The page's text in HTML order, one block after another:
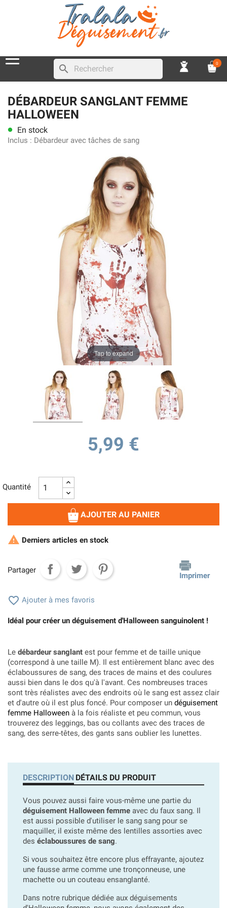
search 0
DÉBARDEUR SANGLANT FEMME
HALLOWEEN
lens En stock
Inclus : Débardeur avec tâches de sang
Tap to expand
5,99 €
Quantité
AJOUTER AU PANIER
 Derniers articles en stock
Partager
Imprimer
 Ajouter à mes favoris
Idéal pour créer un déguisement d'Halloween sanguinolent !
Le débardeur sanglant est pour femme et de taille unique
(correspond à une taille M). Il est entièrement blanc avec des
éclaboussures de sang, des traces de mains et des coulures
aussi bien dans le dos qu'à l'avant. Ces nombreuses traces
sont très réalistes avec des endroits où le sang est assez clair
et d'autre où il est plus foncé. Pour composer un déguisement
femme Halloween à la fois réaliste et peu commun, vous
trouverez des leggings, bas ou collants avec des traces de
sang, des serre-têtes, des gants sans oublier les lunettes.
DESCRIPTION DÉTAILS DU PRODUIT
Vous pouvez aussi faire vous-même une partie du
déguisement Halloween femme avec du faux sang. Il
est aussi possible d'utiliser le sang sang pour se
maquiller, il existe même des lentilles assorties avec
des éclaboussures de sang.
Si vous souhaitez être encore plus effrayante, ajoutez
une fausse arme comme une tronçonneuse, une
machette ou un couteau ensanglanté.
Dans notre rubrique dédiée aux déguisements